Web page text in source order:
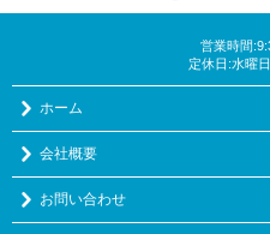
営業時間
定休日:水曜
ホーム
会社概要
お問い合わせ